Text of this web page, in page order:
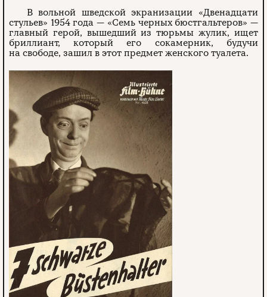
В вольной шведской экранизации «Двенадцати
стульев» 1954 года — «Семь черных бюстгальтеров» —
главный герой, вышедший из тюрьмы жулик, ищет
бриллиант, который его сокамерник, будучи
на свободе, зашил в этот предмет женского туалета.